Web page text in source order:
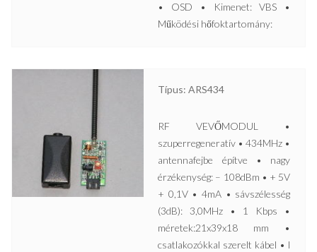
• OSD • Kimenet: VBS •
Működési hőfoktartomány:
Típus: ARS434
RF VEVŐMODUL •
szuperregeneratív • 434MHz •
antennafejbe építve • nagy
érzékenység: – 108dBm • + 5V
+ 0,1V • 4mA • sávszélesség
(3dB): 3,0MHz • 1 Kbps •
méretek:21x39x18 mm •
csatlakozókkal szerelt kábel • l